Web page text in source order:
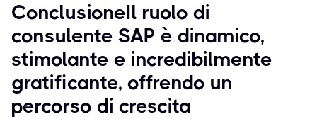
ConclusioneIl ruolo di
consulente SAP è dinamico,
stimolante e incredibilmente
gratificante, offrendo un
percorso di crescita